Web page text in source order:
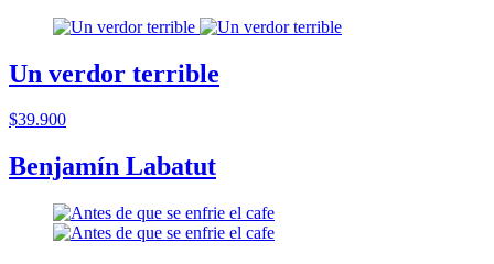
Un verdor terrible
$39.900
Benjamín Labatut